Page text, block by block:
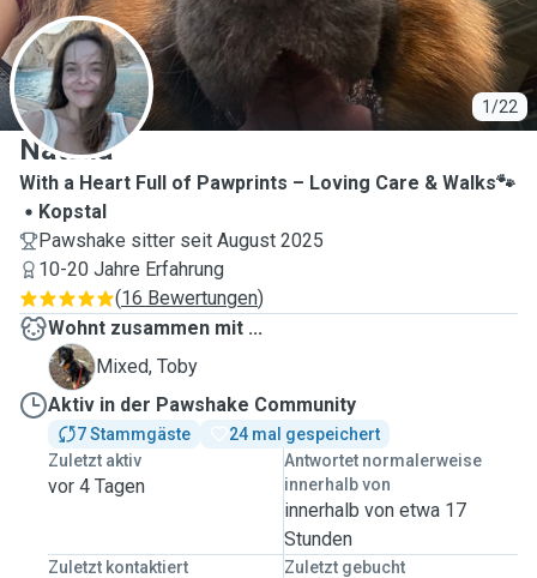
1/22
N
Natalia
With a Heart Full of Pawprints – Loving Care & Walks🐾
Kopstal
Pawshake sitter seit August 2025
10-20 Jahre Erfahrung
(16 Bewertungen)
Wohnt zusammen mit ...
T
Mixed, Toby
Aktiv in der Pawshake Community
7 Stammgäste
24 mal gespeichert
Zuletzt aktiv
vor 4 Tagen
Antwortet normalerweise
innerhalb von
innerhalb von etwa 17
Stunden
Zuletzt kontaktiert Zuletzt gebucht